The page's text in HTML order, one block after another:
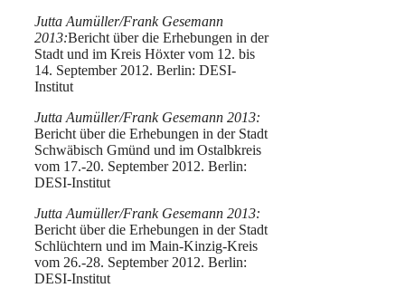
Jutta Aumüller/Frank Gesemann
2013:Bericht über die Erhebungen in der
Stadt und im Kreis Höxter vom 12. bis
14. September 2012. Berlin: DESI-
Institut
Jutta Aumüller/Frank Gesemann 2013:
Bericht über die Erhebungen in der Stadt
Schwäbisch Gmünd und im Ostalbkreis
vom 17.-20. September 2012. Berlin:
DESI-Institut
Jutta Aumüller/Frank Gesemann 2013:
Bericht über die Erhebungen in der Stadt
Schlüchtern und im Main-Kinzig-Kreis
vom 26.-28. September 2012. Berlin:
DESI-Institut